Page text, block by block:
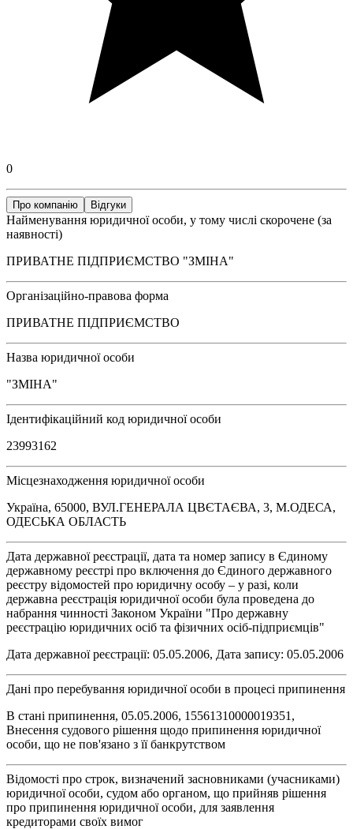
0
Про компанію Відгуки
Найменування юридичної особи, у тому числі скорочене (за
наявності)
ПРИВАТНЕ ПІДПРИЄМСТВО "ЗМІНА"
Організаційно-правова форма
ПРИВАТНЕ ПІДПРИЄМСТВО
Назва юридичної особи
"ЗМІНА"
Ідентифікаційний код юридичної особи
23993162
Місцезнаходження юридичної особи
Україна, 65000, ВУЛ.ГЕНЕРАЛА ЦВЄТАЄВА, 3, М.ОДЕСА,
ОДЕСЬКА ОБЛАСТЬ
Дата державної реєстрації, дата та номер запису в Єдиному
державному реєстрі про включення до Єдиного державного
реєстру відомостей про юридичну особу – у разі, коли
державна реєстрація юридичної особи була проведена до
набрання чинності Законом України "Про державну
реєстрацію юридичних осіб та фізичних осіб-підприємців"
Дата державної реєстрації: 05.05.2006, Дата запису: 05.05.2006
Дані про перебування юридичної особи в процесі припинення
В стані припинення, 05.05.2006, 15561310000019351,
Внесення судового рішення щодо припинення юридичної
особи, що не пов'язано з її банкрутством
Відомості про строк, визначений засновниками (учасниками)
юридичної особи, судом або органом, що прийняв рішення
про припинення юридичної особи, для заявлення
кредиторами своїх вимог